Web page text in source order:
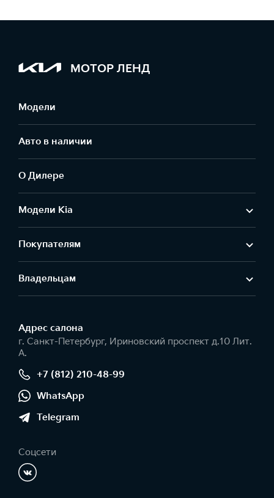
МОТОР ЛЕНД
Модели
Авто в наличии
О Дилере
Модели Kia
Покупателям
Владельцам
Адрес салонa
г. Санкт-Петербург, Ириновский проспект д.10 Лит.
А.
+7 (812) 210-48-99
WhatsApp
Telegram
Соцсети